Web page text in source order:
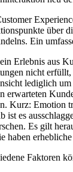
über
Ein
Erlebnis aus
nicht erfüllt,
lediglich um
erwarteten
Kurz: Emotion
ist es
Es gilt
haben
Faktoren